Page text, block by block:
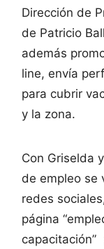
Dirección de
de Patricio
además
line, envía
para cubrir
y la zona.
Con Griselda
de empleo se
redes
página
capacitación”